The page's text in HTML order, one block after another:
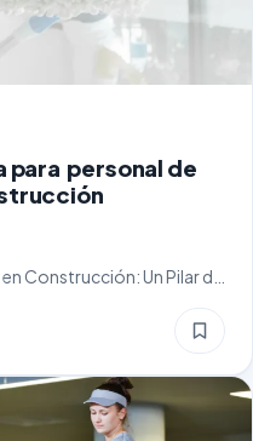
para personal de
Construcción: Un Pilar de
de limpieza en casas en
crucial en…